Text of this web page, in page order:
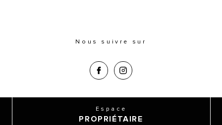
Nous suivre sur
Espace
PROPRIÉTAIRE